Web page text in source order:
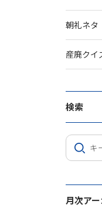
朝礼ネタ
産廃クイ
検索
月次ア